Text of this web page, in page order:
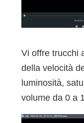
Vi offre trucchi
della velocità
luminosità,
volume da 0 a